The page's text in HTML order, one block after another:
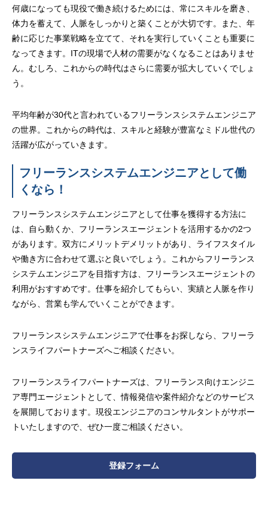
何歳になっても現役で働き続けるためには、常にスキルを磨き、
体力を蓄えて、人脈をしっかりと築くことが大切です。また、年
齢に応じた事業戦略を立てて、それを実行していくことも重要に
なってきます。ITの現場で人材の需要がなくなることはありませ
ん。むしろ、これからの時代はさらに需要が拡大していくでしょ
う。
平均年齢が30代と言われているフリーランスシステムエンジニア
の世界。これからの時代は、スキルと経験が豊富なミドル世代の
活躍が広がっていきます。
フリーランスシステムエンジニアとして働
くなら！
フリーランスシステムエンジニアとして仕事を獲得する方法に
は、自ら動くか、フリーランスエージェントを活用するかの2つ
があります。双方にメリットデメリットがあり、ライフスタイル
や働き方に合わせて選ぶと良いでしょう。これからフリーランス
システムエンジニアを目指す方は、フリーランスエージェントの
利用がおすすめです。仕事を紹介してもらい、実績と人脈を作り
ながら、営業も学んでいくことができます。
フリーランスシステムエンジニアで仕事をお探しなら、フリーラ
ンスライフパートナーズへご相談ください。
フリーランスライフパートナーズは、フリーランス向けエンジニ
ア専門エージェントとして、情報発信や案件紹介などのサービス
を展開しております。現役エンジニアのコンサルタントがサポー
トいたしますので、ぜひ一度ご相談ください。
登録フォーム